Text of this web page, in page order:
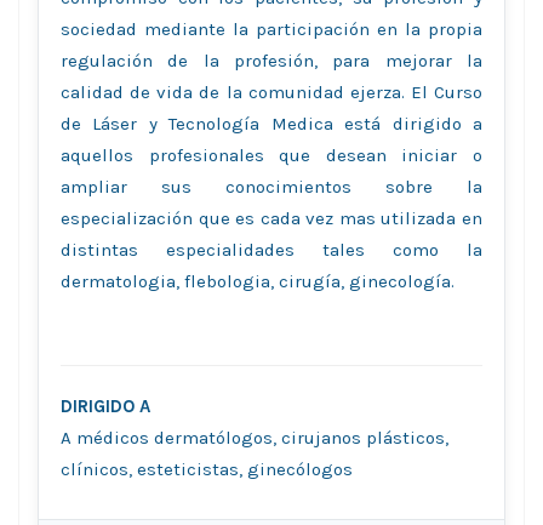
sociedad mediante la participación en la propia
regulación de la profesión, para mejorar la
calidad de vida de la comunidad ejerza. El Curso
de Láser y Tecnología Medica está dirigido a
aquellos profesionales que desean iniciar o
ampliar sus conocimientos sobre la
especialización que es cada vez mas utilizada en
distintas especialidades tales como la
dermatologia, flebologia, cirugía, ginecología.
DIRIGIDO A
A médicos dermatólogos, cirujanos plásticos,
clínicos, esteticistas, ginecólogos